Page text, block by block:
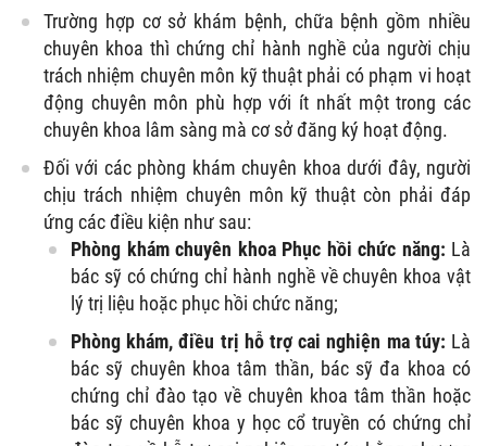
Trường hợp cơ sở khám bệnh, chữa bệnh gồm nhiều
chuyên khoa thì chứng chỉ hành nghề của người chịu
trách nhiệm chuyên môn kỹ thuật phải có phạm vi hoạt
động chuyên môn phù hợp với ít nhất một trong các
chuyên khoa lâm sàng mà cơ sở đăng ký hoạt động.
Đối với các phòng khám chuyên khoa dưới đây, người
chịu trách nhiệm chuyên môn kỹ thuật còn phải đáp
ứng các điều kiện như sau:
Phòng khám chuyên khoa Phục hồi chức năng: Là
bác sỹ có chứng chỉ hành nghề về chuyên khoa vật
lý trị liệu hoặc phục hồi chức năng;
Phòng khám, điều trị hỗ trợ cai nghiện ma túy: Là
bác sỹ chuyên khoa tâm thần, bác sỹ đa khoa có
chứng chỉ đào tạo về chuyên khoa tâm thần hoặc
bác sỹ chuyên khoa y học cổ truyền có chứng chỉ